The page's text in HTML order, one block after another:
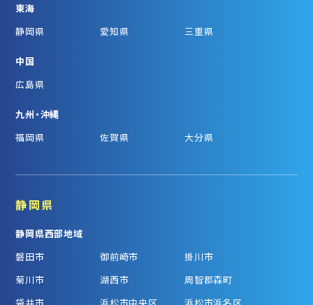
東海
静岡県
愛知県 三重県
中国
広島県
九州・沖縄
福岡県
佐賀県 大分県
静岡県
静岡県西部地域
磐田市
御前崎市
掛川市
菊川市
湖西市
周智郡森町